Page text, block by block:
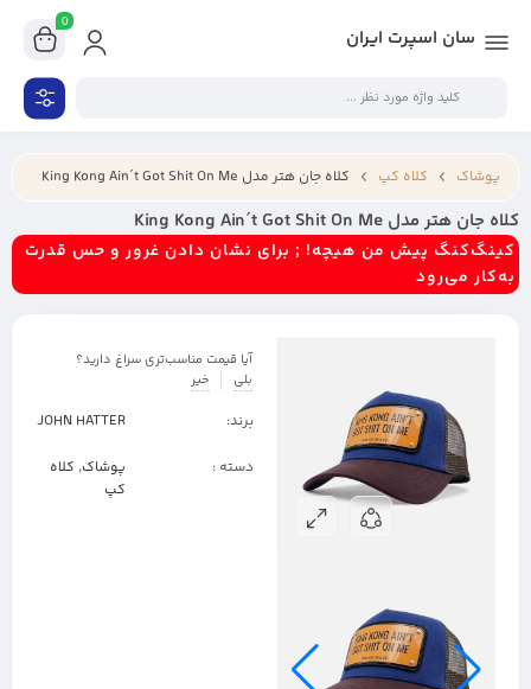
سان اسپرت ایران
0
پوشاک کلاه کپ کلاه جان هتر مدل King Kong Ain´t Got Shit On Me
کلاه جان هتر مدل King Kong Ain´t Got Shit On Me
کینگ‌کنگ پیش من هیچه! ; برای نشان دادن غرور و حس قدرت
به‌کار می‌رود
آیا قیمت مناسب‌تری سراغ دارید؟
بلی
خیر
برند: JOHN HATTER
دسته : پوشاک, کلاه
کپ